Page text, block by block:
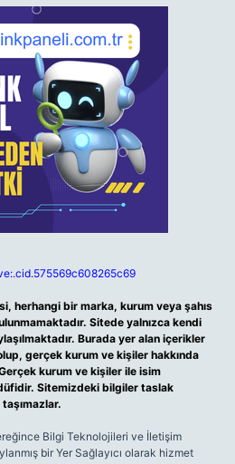
herhangi bir marka, kurum veya şahıs
Sitede yalnızca kendi
Burada yer alan içerikler
gerçek kurum ve kişiler hakkında
kurum ve kişiler ile isim
Sitemizdeki bilgiler taslak
Bilgi Teknolojileri ve İletişim
bir Yer Sağlayıcı olarak hizmet